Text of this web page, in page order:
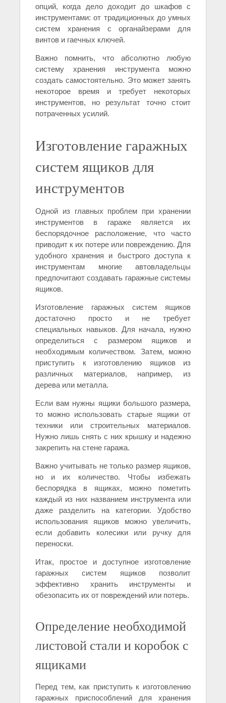
опций, когда дело доходит до шкафов с
инструментами: от традиционных до умных
систем хранения с органайзерами для
винтов и гаечных ключей.
Важно помнить, что абсолютно любую
систему хранения инструмента можно
создать самостоятельно. Это может занять
некоторое время и требует некоторых
инструментов, но результат точно стоит
потраченных усилий.
Изготовление гаражных
систем ящиков для
инструментов
Одной из главных проблем при хранении
инструментов в гараже является их
беспорядочное расположение, что часто
приводит к их потере или повреждению. Для
удобного хранения и быстрого доступа к
инструментам многие автовладельцы
предпочитают создавать гаражные системы
ящиков.
Изготовление гаражных систем ящиков
достаточно просто и не требует
специальных навыков. Для начала, нужно
определиться с размером ящиков и
необходимым количеством. Затем, можно
приступить к изготовлению ящиков из
различных материалов, например, из
дерева или металла.
Если вам нужны ящики большого размера,
то можно использовать старые ящики от
техники или строительных материалов.
Нужно лишь снять с них крышку и надежно
закрепить на стене гаража.
Важно учитывать не только размер ящиков,
но и их количество. Чтобы избежать
беспорядка в ящиках, можно пометить
каждый из них названием инструмента или
даже разделить на категории. Удобство
использования ящиков можно увеличить,
если добавить колесики или ручку для
переноски.
Итак, простое и доступное изготовление
гаражных систем ящиков позволит
эффективно хранить инструменты и
обезопасить их от повреждений или потерь.
Определение необходимой
листовой стали и коробок с
ящиками
Перед тем, как приступить к изготовлению
гаражных приспособлений для хранения